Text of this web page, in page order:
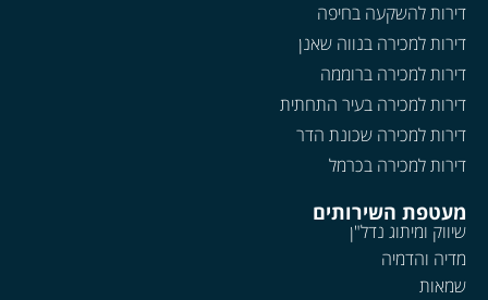
דירות להשקעה בחיפה
דירות למכירה בנווה שאנן
דירות למכירה ברוממה
דירות למכירה בעיר התחתית
דירות למכירה שכונת הדר
דירות למכירה בכרמל
מעטפת השירותים
שיווק ומיתוג נדל"ן
מדיה והדמיה
שמאות